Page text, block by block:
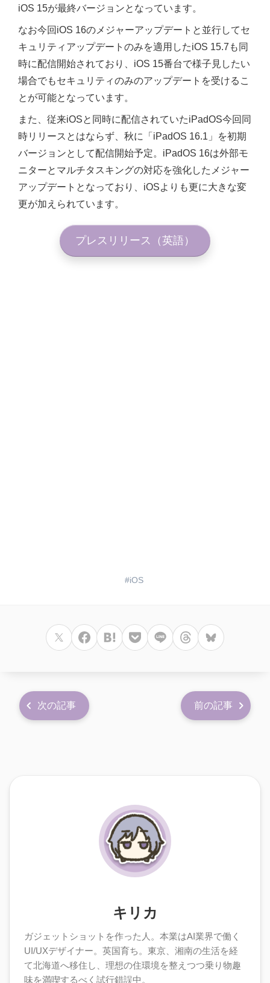
iOS 15が最終バージョンとなっています。
なお今回iOS 16のメジャーアップデートと並行してセ
キュリティアップデートのみを適用したiOS 15.7も同
時に配信開始されており、iOS 15番台で様子見したい
場合でもセキュリティのみのアップデートを受けるこ
とが可能となっています。
また、従来iOSと同時に配信されていたiPadOS今回同
時リリースとはならず、秋に「iPadOS 16.1」を初期
バージョンとして配信開始予定。iPadOS 16は外部モ
ニターとマルチタスキングの対応を強化したメジャー
アップデートとなっており、iOSよりも更に大きな変
更が加えられています。
プレスリリース（英語）
iOS
次の記事 前の記事
キリカ
ガジェットショットを作った人。本業はAI業界で働く
UI/UXデザイナー。英国育ち。東京、湘南の生活を経
て北海道へ移住し、理想の住環境を整えつつ乗り物趣
味を満喫するべく試行錯誤中。